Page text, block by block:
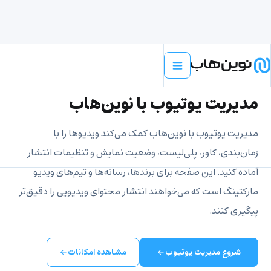
مدیریت یوتیوب
مدیریت یوتیوب با نوین‌هاب
مدیریت یوتیوب با نوین‌هاب کمک می‌کند ویدیوها را با
زمان‌بندی، کاور، پلی‌لیست، وضعیت نمایش و تنظیمات انتشار
آماده کنید. این صفحه برای برندها، رسانه‌ها و تیم‌های ویدیو
مارکتینگ است که می‌خواهند انتشار محتوای ویدیویی را دقیق‌تر
پیگیری کنند.
شروع مدیریت یوتیوب مشاهده امکانات